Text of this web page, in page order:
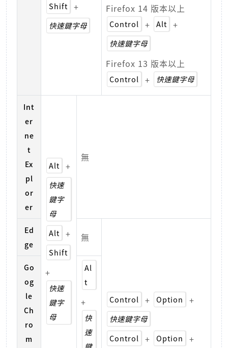
Shift +
快速鍵字母
Firefox 14 版本以上
Control + Alt +
快速鍵字母
Firefox 13 版本以上
Control + 快速鍵字母
Int
er
ne
t
Ex
pl
or
er
Alt +
快速
鍵字
母
Alt
+
Shift
+
快速
鍵字
母
無
Ed
ge
無
Control + Option +
快速鍵字母
Control
+ Option +
Go
og
le
Ch
ro
m
Al
t
+
快
速